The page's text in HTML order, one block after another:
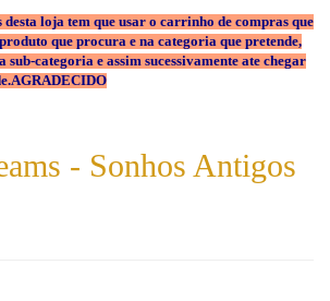
loja tem que usar o carrinho de compras que
que procura e na categoria que pretende,
sub-categoria e assim sucessivamente ate chegar
- Sonhos Antigos